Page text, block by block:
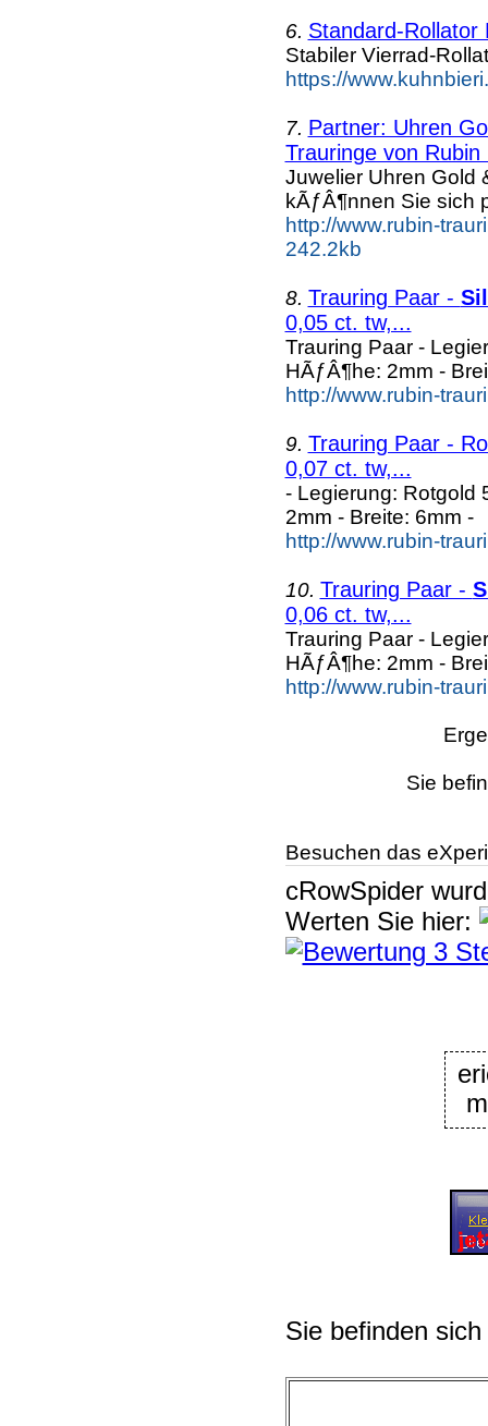
6. Standard-
Stabiler Vierrad-
https://
7. Partner: Uhren
Trauringe von Rubin
Juwelier Uhren Gold
kÃƒÂ¶nnen Sie sich
http://www.rubin-
242.2kb
8. Trauring Paar -
0,05 ct. tw,...
Trauring Paar -
HÃƒÂ¶he: 2mm -
http://www.rubin-
9. Trauring Paar -
0,07 ct. tw,...
- Legierung: Rotgold
2mm - Breite: 6mm -
http://www.rubin-
10. Trauring Paar -
0,06 ct. tw,...
Trauring Paar -
HÃƒÂ¶he: 2mm -
http://www.rubin-
Sie
Besuchen das
cRowSpider
Werten Sie hier:
Sie befinden